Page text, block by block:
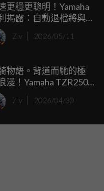
一次，點燃騎士心中那股
的代名詞。
更穩更聰明！Yamaha
揭露：自動退檔將與
主動車距巡航深度結
Ziv 2026/05/11
物語。背道而馳的極
漫！Yamaha TZR250
後方排氣：把
的靈魂反轉過來
Ziv 2026/04/30